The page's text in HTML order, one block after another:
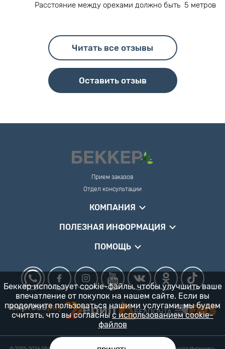
Расстояние между орехами должно быть 5 метров
Читать все отзывы
Оставить отзыв
Прием заказов
Отдел консультации
КОМПАНИЯ
ПОЛЕЗНАЯ ИНФОРМАЦИЯ
ПОМОЩЬ
Беккер использует cookie-файлы, чтобы улучшить ваше
впечатление от покупок на нашем сайте. Если вы
продолжите пользоваться нашими услугами, мы будем
считать, что вы согласны с использованием cookie-
файлов